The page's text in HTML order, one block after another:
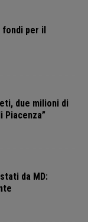
per il
due milioni di
Piacenza”
da MD: